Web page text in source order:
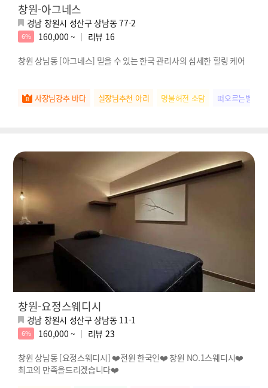
창원-아그네스
경남 창원시 성산구 상남동 77-2
6% 160,000 ~ 리뷰 16
창원 상남동 [아그네스] 믿을 수 있는 한국 관리사의 섬세한 힐링 케어
사장님강추 바다 실장님추천 아리 명불허전 소담 떠오르는별 아린
창원-요정스웨디시
경남 창원시 성산구 상남동 11-1
6% 160,000 ~ 리뷰 23
창원 상남동 [요정스웨디시] ❤️전원 한국인❤️ 창원 NO.1스웨디시❤️
최고의 만족을드리겠습니다❤️